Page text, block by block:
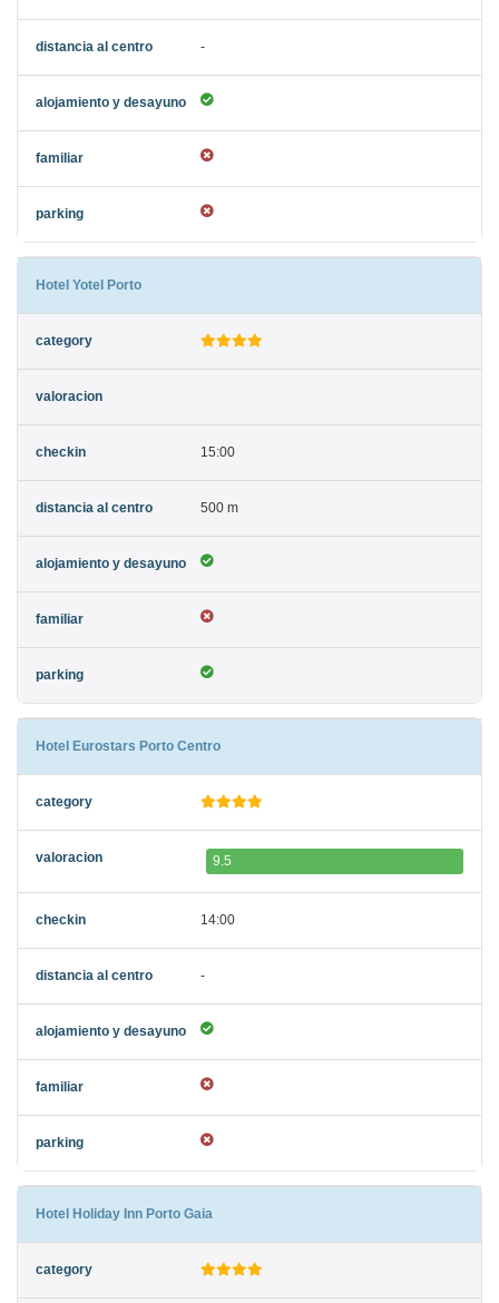
-
Hotel Yotel Porto
15:00
500 m
Hotel Eurostars Porto Centro
9.5
14:00
-
Hotel Holiday Inn Porto Gaia